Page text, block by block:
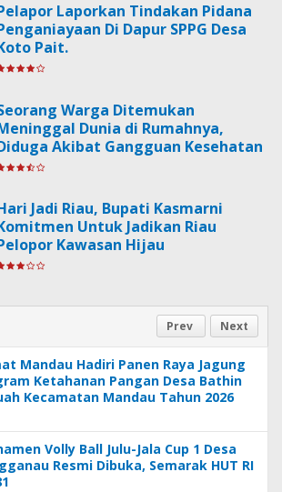
Laporkan Tindakan Pidana
Di Dapur SPPG Desa
Pait.
Warga Ditemukan
Dunia di Rumahnya,
Akibat Gangguan Kesehatan
Jadi Riau, Bupati Kasmarni
Untuk Jadikan Riau
Kawasan Hijau
Prev Next
Mandau Hadiri Panen Raya Jagung
Ketahanan Pangan Desa Bathin
Kecamatan Mandau Tahun 2026
Volly Ball Julu-Jala Cup 1 Desa
Resmi Dibuka, Semarak HUT RI